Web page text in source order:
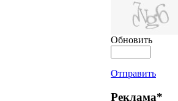
Обновить
Отправить
Реклама*